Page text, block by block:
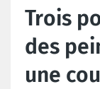
Trois
des
une